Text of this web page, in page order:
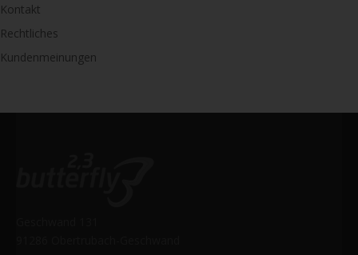
Kontakt
Rechtliches
Kundenmeinungen